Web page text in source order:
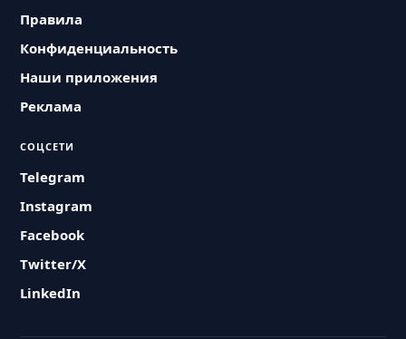
Правила
Конфиденциальность
Наши приложения
Реклама
СОЦСЕТИ
Telegram
Instagram
Facebook
Twitter/X
LinkedIn